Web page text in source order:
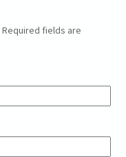
Required fields are